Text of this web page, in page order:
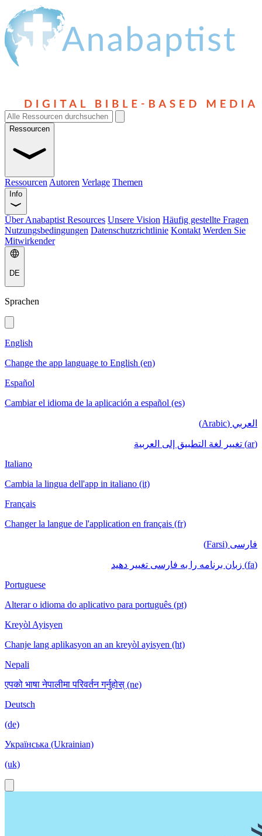
Ressourcen
Ressourcen Autoren Verlage Themen
Info
Über Anabaptist Resources Unsere Vision Häufig gestellte Fragen
Nutzungsbedingungen Datenschutzrichtlinie Kontakt Werden Sie
Mitwirkender
DE
Sprachen
English
Change the app language to English (en)
Español
Cambiar el idioma de la aplicación a español (es)
العربي (Arabic)
(ar) تغيير لغة التطبيق إلى العربية
Italiano
Cambia la lingua dell'app in italiano (it)
Français
Changer la langue de l'application en français (fr)
فارسی (Farsi)
(fa) زبان برنامه را به فارسی تغییر دهید
Portuguese
Alterar o idioma do aplicativo para português (pt)
Kreyòl Ayisyen
Chanje lang aplikasyon an an kreyòl ayisyen (ht)
Nepali
एपको भाषा नेपालीमा परिवर्तन गर्नुहोस् (ne)
Deutsch
(de)
Українська (Ukrainian)
(uk)